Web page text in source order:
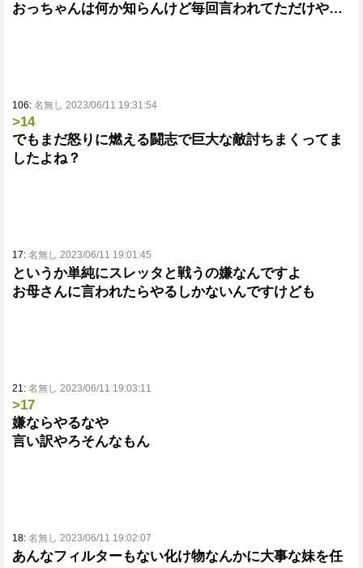
おっちゃんは何か知らんけど毎回言われてただけや…
106: 名無し 2023/06/11 19:31:54
>14
でもまだ怒りに燃える闘志で巨大な敵討ちまくってま
したよね？
17: 名無し 2023/06/11 19:01:45
というか単純にスレッタと戦うの嫌なんですよ
お母さんに言われたらやるしかないんですけども
21: 名無し 2023/06/11 19:03:11
>17
嫌ならやるなや
言い訳やろそんなもん
18: 名無し 2023/06/11 19:02:07
あんなフィルターもない化け物なんかに大事な妹を任